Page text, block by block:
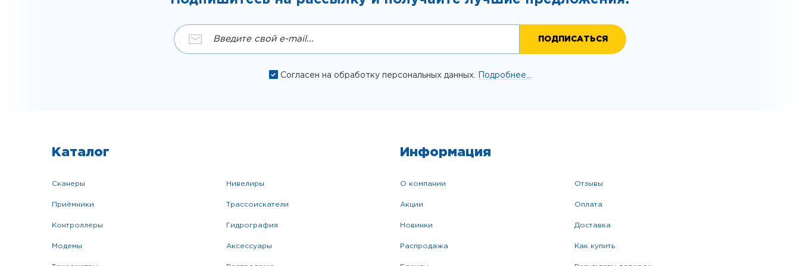
Согласен на обработку персональных данных. Подробнее...
Каталог
сканеры
приёмники
контроллеры
модемы
нивелиры
трассоискатели
гидрография
аксессуары
Информация
о компании
акции
новинки
распродажа
отзывы
оплата
доставка
как купить